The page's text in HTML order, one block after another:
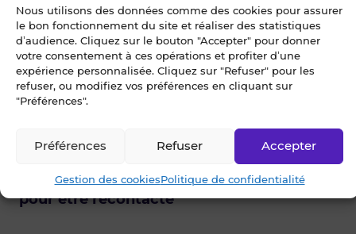
Nous utilisons des données comme des cookies pour assurer
le bon fonctionnement du site et réaliser des statistiques
d’audience. Cliquez sur le bouton "Accepter" pour donner
votre consentement à ces opérations et profiter d’une
expérience personnalisée. Cliquez sur "Refuser" pour les
refuser, ou modifiez vos préférences en cliquant sur
"Préférences".
Accepter
Refuser
Préférences
Gestion des cookiesPolitique de confidentialité
Blot St Brieuc - Entreprise
4.9 29
3 rue Jules Verne
Je choisis un ou des créneaux
pour être recontacté